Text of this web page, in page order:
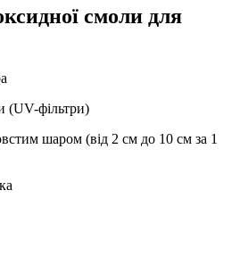
смоли для
(UV-фільтри)
шаром (від 2 см до 10 см за 1